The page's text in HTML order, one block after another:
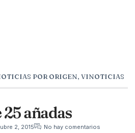
POR ORIGEN, VINOTICIAS
añadas
2, 2015
No hay comentarios